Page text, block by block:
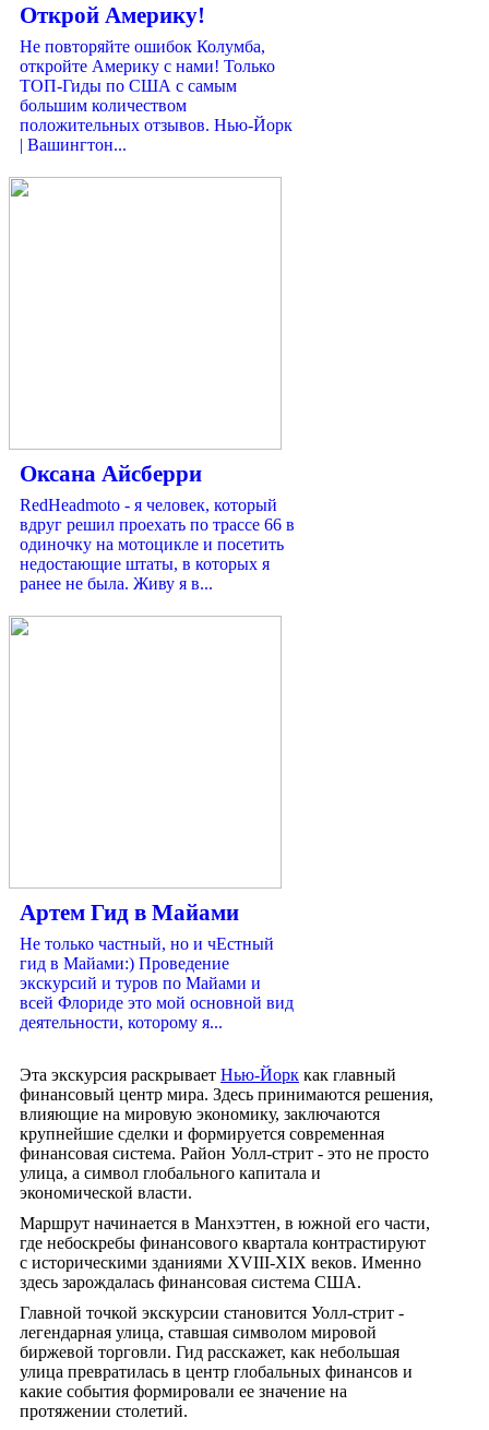
Эта экскурсия раскрывает Нью-Йорк как главный
финансовый центр мира. Здесь принимаются решения,
влияющие на мировую экономику, заключаются
крупнейшие сделки и формируется современная
финансовая система. Район Уолл-стрит - это не просто
улица, а символ глобального капитала и
экономической власти.
Маршрут начинается в Манхэттен, в южной его части,
где небоскребы финансового квартала контрастируют
с историческими зданиями XVIII-XIX веков. Именно
здесь зарождалась финансовая система США.
Главной точкой экскурсии становится Уолл-стрит -
легендарная улица, ставшая символом мировой
биржевой торговли. Гид расскажет, как небольшая
улица превратилась в центр глобальных финансов и
какие события формировали ее значение на
протяжении столетий.
Открой Америку!
Не повторяйте ошибок Колумба,
откройте Америку с нами! Только
ТОП-Гиды по США с самым
большим количеством
положительных отзывов. Нью-Йорк
| Вашингтон...
Оксана Айсберри
RedHeadmoto - я человек, который
вдруг решил проехать по трассе 66 в
одиночку на мотоцикле и посетить
недостающие штаты, в которых я
ранее не была. Живу я в...
Артем Гид в Майами
Не только частный, но и чЕстный
гид в Майами:) Проведение
экскурсий и туров по Майами и
всей Флориде это мой основной вид
деятельности, которому я...